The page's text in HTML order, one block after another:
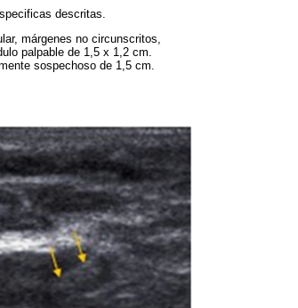
descritas.
márgenes no circunscritos,
palpable de 1,5 x 1,2 cm.
sospechoso de 1,5 cm.